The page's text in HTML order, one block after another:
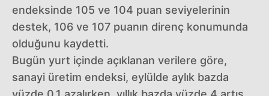
endeksinde 105 ve 104 puan seviyelerinin
destek, 106 ve 107 puanın direnç konumunda
olduğunu kaydetti.
Bugün yurt içinde açıklanan verilere göre,
sanayi üretim endeksi, eylülde aylık bazda